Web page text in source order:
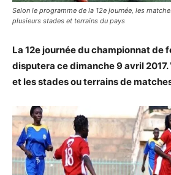
Selon le programme de la 12e journée, les
plusieurs stades et terrains du pays
La 12e journée du championnat de
disputera ce dimanche 9 avril
et les stades ou terrains de